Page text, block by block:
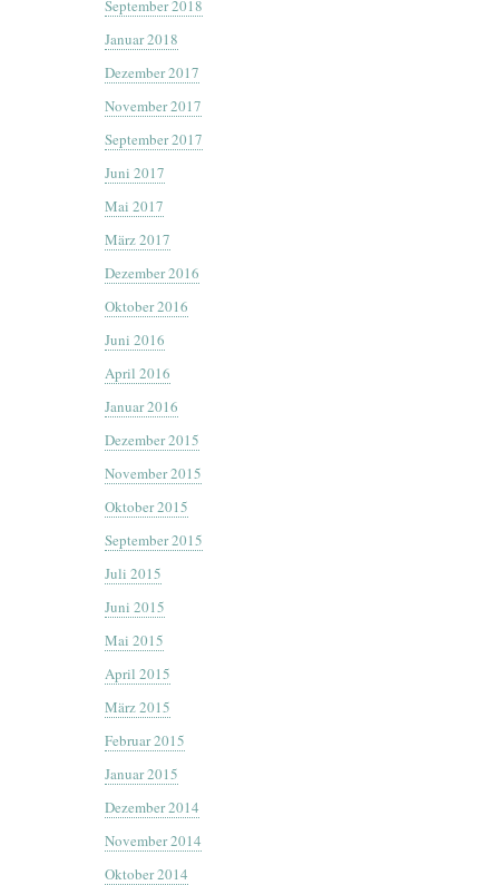
September 2018
Januar 2018
Dezember 2017
November 2017
September 2017
Juni 2017
Mai 2017
März 2017
Dezember 2016
Oktober 2016
Juni 2016
April 2016
Januar 2016
Dezember 2015
November 2015
Oktober 2015
September 2015
Juli 2015
Juni 2015
Mai 2015
April 2015
März 2015
Februar 2015
Januar 2015
Dezember 2014
November 2014
Oktober 2014